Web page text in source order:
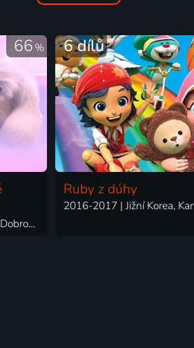
66%
2022 | USA, Čína | Animovaný, Dobrodružný, Fantasy, Komedie, Rodinný
6 dílů
Ruby z dúhy